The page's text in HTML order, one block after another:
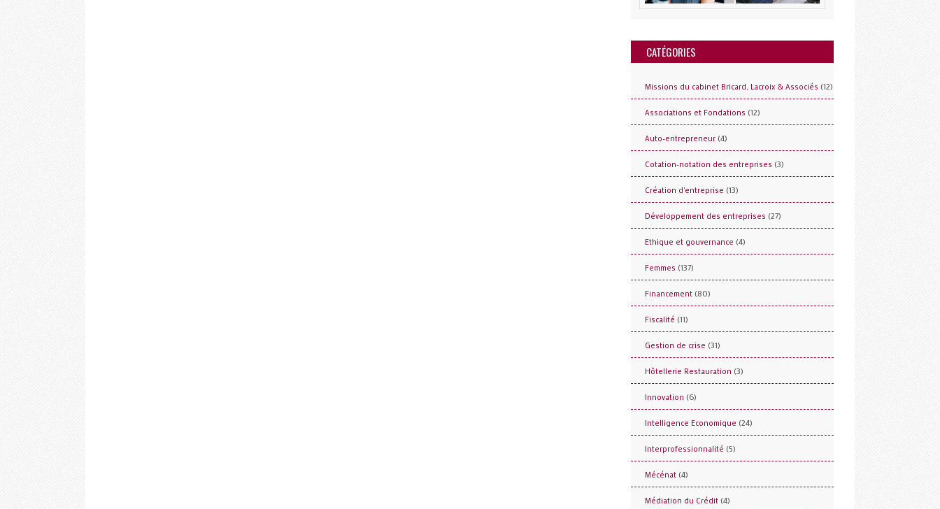
CATÉGORIES
Missions du cabinet Bricard, Lacroix & Associés (12)
Associations et Fondations (12)
Auto-entrepreneur (4)
Cotation-notation des entreprises (3)
Création d'entreprise (13)
Développement des entreprises (27)
Ethique et gouvernance (4)
Femmes (137)
Financement (80)
Fiscalité (11)
Gestion de crise (31)
Hôtellerie Restauration (3)
Innovation (6)
Intelligence Economique (24)
Interprofessionnalité (5)
Mécénat (4)
Médiation du Crédit (4)